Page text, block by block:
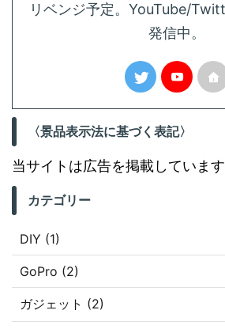
リベンジ予定。YouTube/
発信中。
〈景品表示法に基づく表記〉
当サイトは広告を掲載しています
カテゴリー
DIY (1)
GoPro (2)
ガジェット (2)